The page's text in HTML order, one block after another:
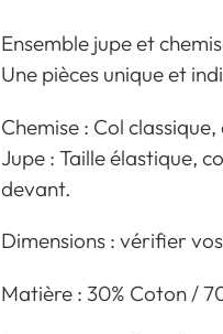
d'un
produit
votre
panier
Ensemble jupe et
Une pièces unique et
Chemise : Col
Jupe : Taille élastique,
devant.
Dimensions : vérifier
Matière : 30% Coton /